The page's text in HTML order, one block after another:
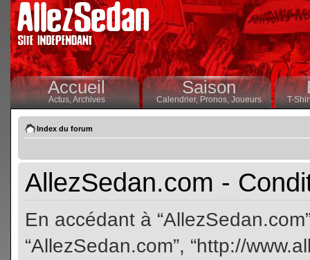
Accueil
Actus,Archives
Saison
Calendrier,Pronos, Joueurs T-
Index du forum
AllezSedan.com -
En accédant à
“AllezSedan.com”, “http://